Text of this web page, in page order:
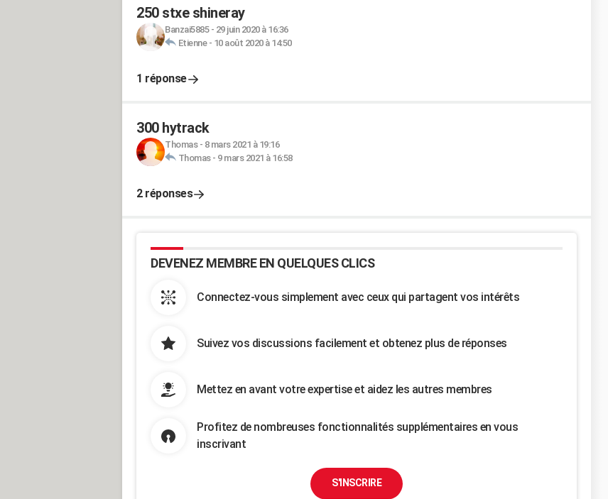
250 stxe shineray
Banzai5885- 29 juin 2020 à 16:36
Etienne- 10 août 2020 à 14:50
1 réponse
300 hytrack
Thomas- 8 mars 2021 à 19:16
Thomas- 9 mars 2021 à 16:58
2 réponses
DEVENEZ MEMBRE EN QUELQUES CLICS
Connectez-vous simplement avec ceux qui partagent vos intérêts
Suivez vos discussions facilement et obtenez plus de réponses
Mettez en avant votre expertise et aidez les autres membres
Profitez de nombreuses fonctionnalités supplémentaires en vous
inscrivant
S'INSCRIRE